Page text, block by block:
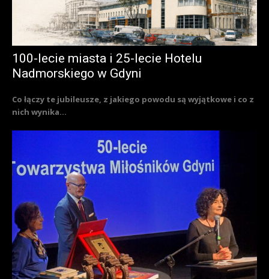
100-lecie miasta i 25-lecie Hotelu
Nadmorskiego w Gdyni
Co łączy te jubileusze, z jakiego powodu są wyjątkowe i co z
nich wynika...